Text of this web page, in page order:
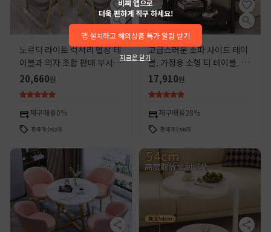
노르딕 라이트 럭셔리 협상 테
이블과 의자 조합 판매 부서 레
저 리셉션 현대 간단한 커피 우
유 차 가게 작은 라운드 테이블
20,660원
재구매율0%
판매개수52개
고급스러운 소파 사이드 테이
블, 가정용 소형 티 테이블, 임
대 주택용 신형 심플 거실 이중
수납 선반, 가정용 사이드 테
이블
17,910원
재구매율28%
판매개수50개
비쨔 앱으로
더욱 편하게 직구 하세요!
앱 설치하고 해외상품 특가 알림 받기
지금은 닫기